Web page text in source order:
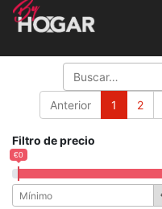
Anterior 1 2
Filtro de precio
€0